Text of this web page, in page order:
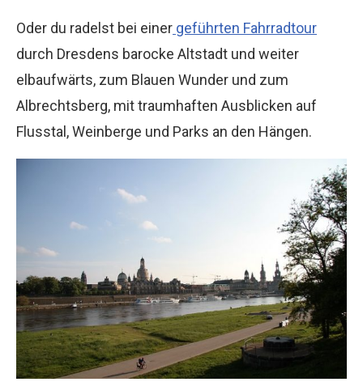
Oder du radelst bei einer geführten Fahrradtour
durch Dresdens barocke Altstadt und weiter
elbaufwärts, zum Blauen Wunder und zum
Albrechtsberg, mit traumhaften Ausblicken auf
Flusstal, Weinberge und Parks an den Hängen.